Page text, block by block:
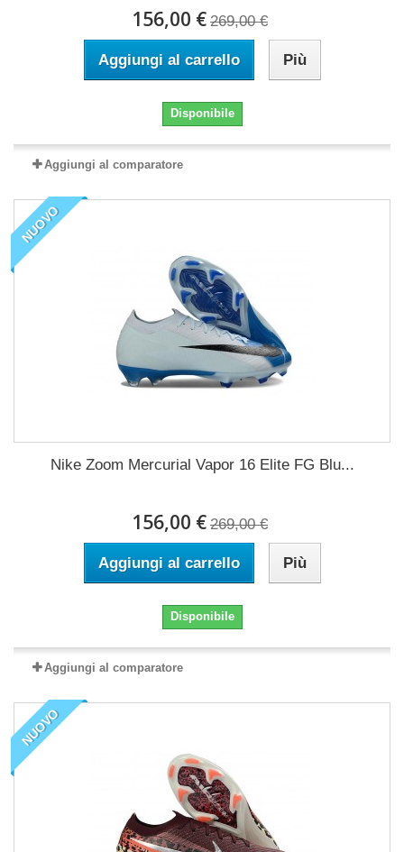
156,00 € 269,00 €
Aggiungi al carrello Più
Disponibile
Aggiungi al comparatore
NUOVO
Nike Zoom Mercurial Vapor 16 Elite FG Blu...
156,00 € 269,00 €
Aggiungi al carrello Più
Disponibile
Aggiungi al comparatore
NUOVO